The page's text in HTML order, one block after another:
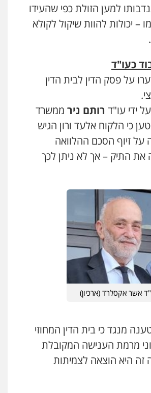
למען הזולת כפי שהעידו
– יכולות להוות שיקול לקולא
כעו"ד
על פסק הדין לבית הדין
ידי עו"ד רותם ניר ממשרד
כי הלקוח אלעד ורון הגיש
זיוף הסכם ההלוואה
התיק – אך לא ניתן לכך
אשר אקסלרד (ארכיון)
מנגד כי בית הדין המחוזי
מרמת הענישה המקובלת
זה היא הוצאה לצמיתות